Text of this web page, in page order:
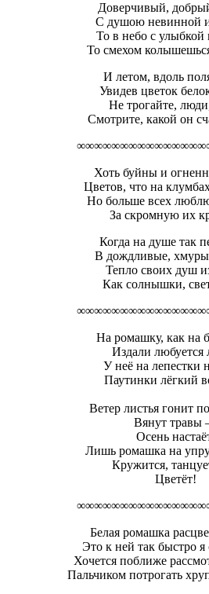
Доверчивый,
С душою невинной
То в небо с улыбкой
То смехом
И летом, вдоль
Увидев цветок
Не трогайте,
Смотрите, какой он
Хоть буйны и
Цветов, что на
Но больше всех
За скромную их
Когда на душе так
В дождливые,
Тепло своих душ
Как солнышки,
На ромашку, как на
Издали любуется
У неё на лепестки
Паутинки лёгкий
Ветер листья гонит
Вянут травы
Осень
Лишь ромашка на
Кружится,
Цветёт!
Белая ромашка
Это к ней так быстро я
Хочется поближе
Пальчиком потрогать